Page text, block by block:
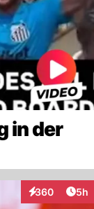
in der
360
Interaktionen
5h